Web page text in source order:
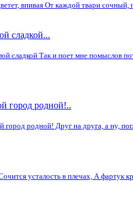
впивая От каждой твари
сладкой...
сладкой Так и поет мне помыслов
город родной!..
город родной! Друг на друга, а ну,
усталость в плечах, А фартук